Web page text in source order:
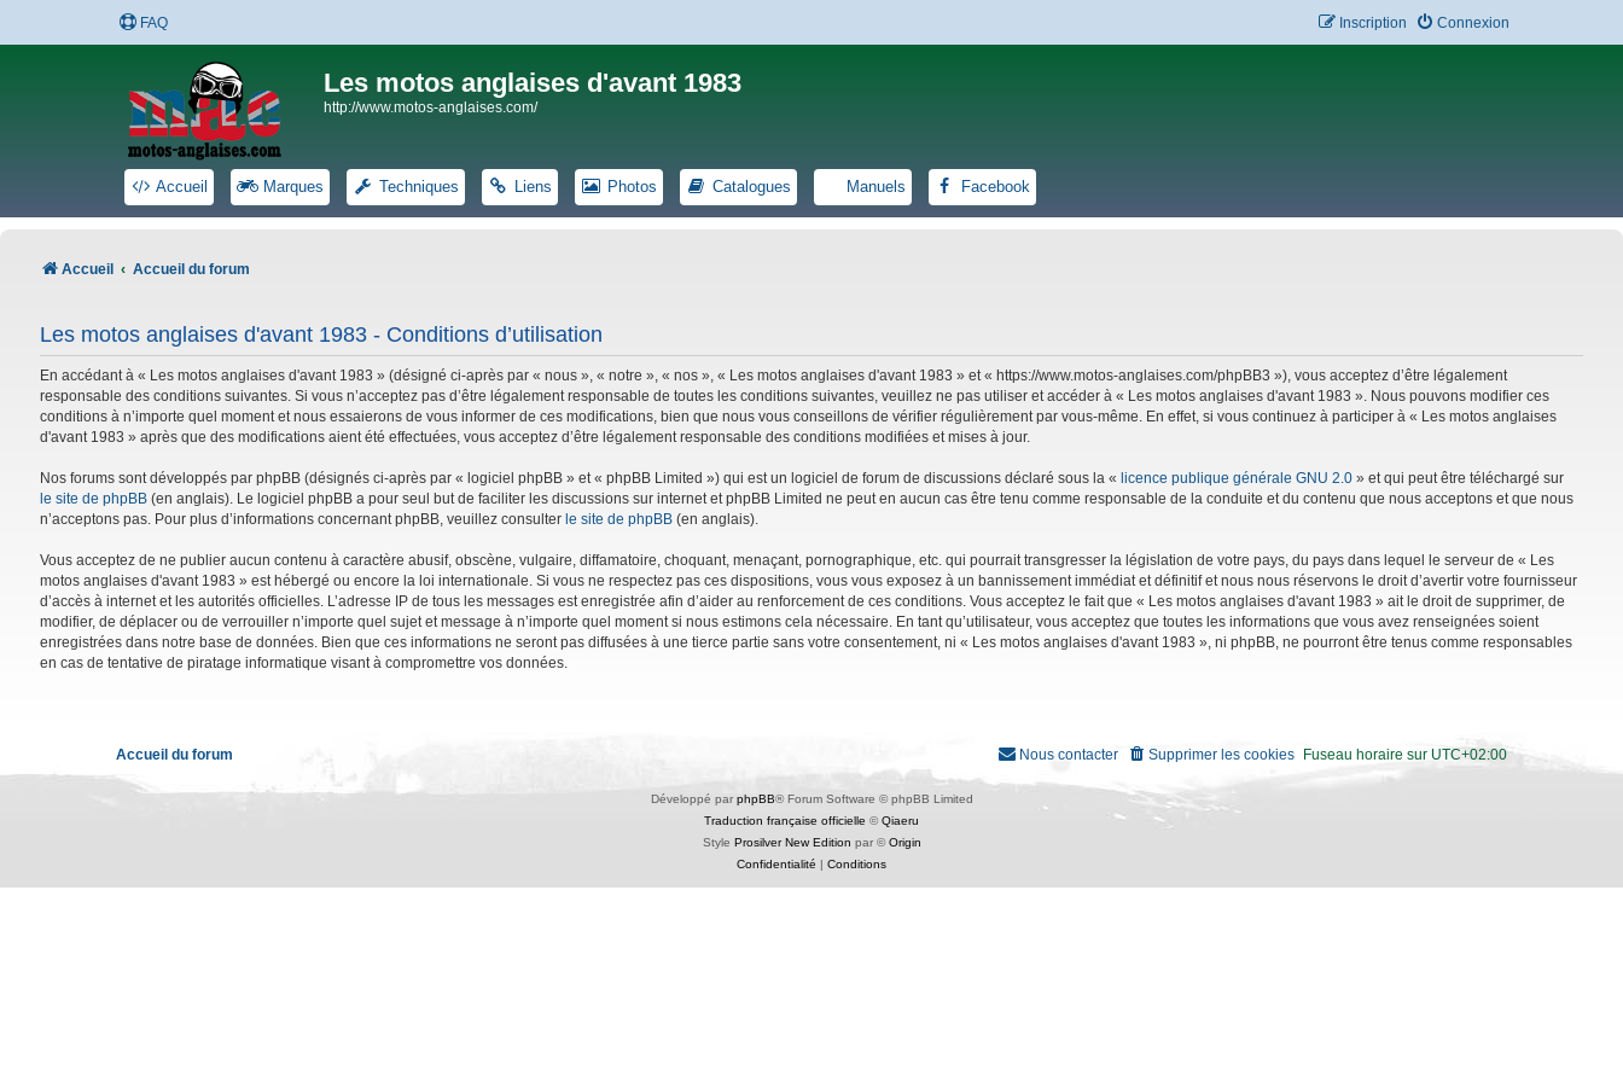
FAQ Connexion
Inscription
Les motos anglaises d'avant 1983
http://www.motos-anglaises.com/
Accueil Marques Techniques Liens Photos Catalogues Manuels Facebook
Accueil Accueil du forum
Les motos anglaises d'avant 1983 - Conditions d’utilisation
En accédant à « Les motos anglaises d'avant 1983 » (désigné ci-après par « nous », « notre », « nos », « Les motos anglaises d'avant 1983 » et « https://www.motos-anglaises.com/phpBB3 »), vous acceptez d’être légalement
responsable des conditions suivantes. Si vous n’acceptez pas d’être légalement responsable de toutes les conditions suivantes, veuillez ne pas utiliser et accéder à « Les motos anglaises d'avant 1983 ». Nous pouvons modifier ces
conditions à n’importe quel moment et nous essaierons de vous informer de ces modifications, bien que nous vous conseillons de vérifier régulièrement par vous-même. En effet, si vous continuez à participer à « Les motos anglaises
d'avant 1983 » après que des modifications aient été effectuées, vous acceptez d’être légalement responsable des conditions modifiées et mises à jour.
Nos forums sont développés par phpBB (désignés ci-après par « logiciel phpBB » et « phpBB Limited ») qui est un logiciel de forum de discussions déclaré sous la « licence publique générale GNU 2.0 » et qui peut être téléchargé sur
le site de phpBB (en anglais). Le logiciel phpBB a pour seul but de faciliter les discussions sur internet et phpBB Limited ne peut en aucun cas être tenu comme responsable de la conduite et du contenu que nous acceptons et que nous
n’acceptons pas. Pour plus d’informations concernant phpBB, veuillez consulter le site de phpBB (en anglais).
Vous acceptez de ne publier aucun contenu à caractère abusif, obscène, vulgaire, diffamatoire, choquant, menaçant, pornographique, etc. qui pourrait transgresser la législation de votre pays, du pays dans lequel le serveur de « Les
motos anglaises d'avant 1983 » est hébergé ou encore la loi internationale. Si vous ne respectez pas ces dispositions, vous vous exposez à un bannissement immédiat et définitif et nous nous réservons le droit d’avertir votre fournisseur
d’accès à internet et les autorités officielles. L’adresse IP de tous les messages est enregistrée afin d’aider au renforcement de ces conditions. Vous acceptez le fait que « Les motos anglaises d'avant 1983 » ait le droit de supprimer, de
modifier, de déplacer ou de verrouiller n’importe quel sujet et message à n’importe quel moment si nous estimons cela nécessaire. En tant qu’utilisateur, vous acceptez que toutes les informations que vous avez renseignées soient
enregistrées dans notre base de données. Bien que ces informations ne seront pas diffusées à une tierce partie sans votre consentement, ni « Les motos anglaises d'avant 1983 », ni phpBB, ne pourront être tenus comme responsables
en cas de tentative de piratage informatique visant à compromettre vos données.
Accueil du forum Fuseau horaire sur UTC+02:00
Supprimer les cookies
Nous contacter
Développé par phpBB® Forum Software © phpBB Limited
Traduction française officielle ©Qiaeru
Style Prosilver New Edition par ©Origin
Confidentialité
Conditions